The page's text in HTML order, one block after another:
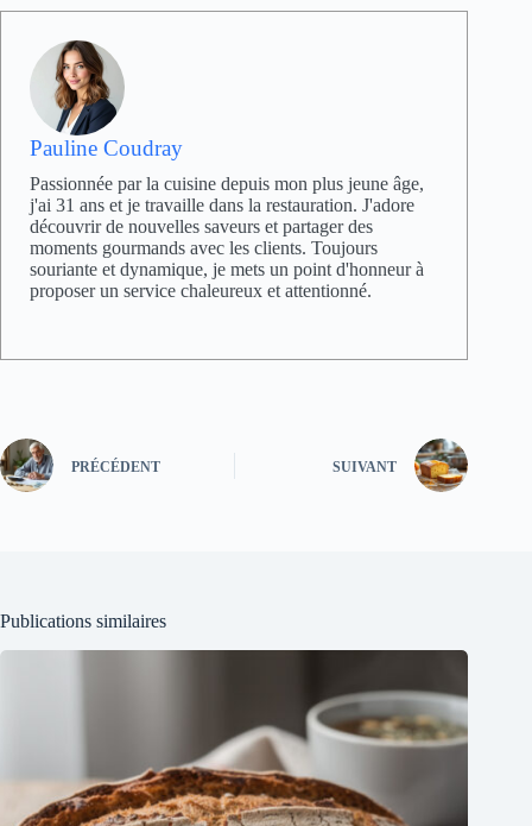
Pauline Coudray
Passionnée par la cuisine depuis mon plus jeune âge,
j'ai 31 ans et je travaille dans la restauration. J'adore
découvrir de nouvelles saveurs et partager des
moments gourmands avec les clients. Toujours
souriante et dynamique, je mets un point d'honneur à
proposer un service chaleureux et attentionné.
PRÉCÉDENT SUIVANT
Publications similaires